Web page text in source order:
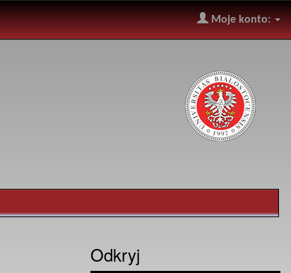
Moje konto:
Odkryj